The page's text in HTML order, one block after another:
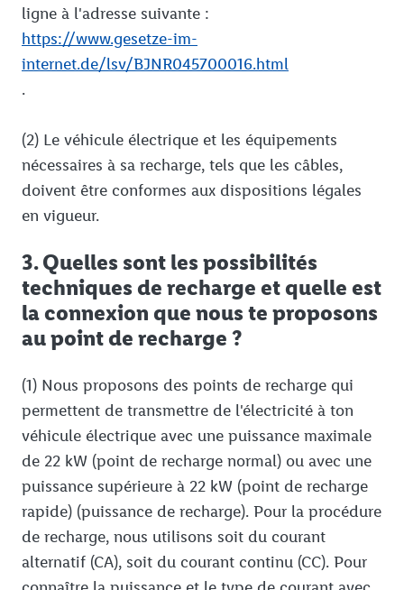
ligne à l'adresse suivante :
https://www.gesetze-im-
internet.de/lsv/BJNR045700016.html
.
(2) Le véhicule électrique et les équipements
nécessaires à sa recharge, tels que les câbles,
doivent être conformes aux dispositions légales
en vigueur.
3. Quelles sont les possibilités
techniques de recharge et quelle est
la connexion que nous te proposons
au point de recharge ?
(1) Nous proposons des points de recharge qui
permettent de transmettre de l'électricité à ton
véhicule électrique avec une puissance maximale
de 22 kW (point de recharge normal) ou avec une
puissance supérieure à 22 kW (point de recharge
rapide) (puissance de recharge). Pour la procédure
de recharge, nous utilisons soit du courant
alternatif (CA), soit du courant continu (CC). Pour